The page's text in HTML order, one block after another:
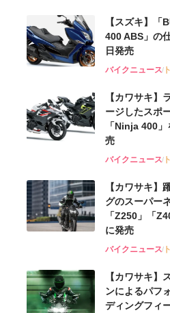
【スズキ】「
400 ABS」の
日発売
バイクニュース
【カワサキ】
ージしたスポ
「Ninja 400
売
バイクニュース
【カワサキ】
グのスーパー
「Z250」「
に発売
バイクニュース
【カワサキ】
ンによるパフ
ディングフィ